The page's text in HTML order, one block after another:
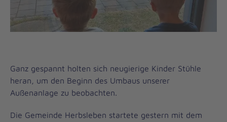
Ganz gespannt holten sich neugierige Kinder Stühle
heran, um den Beginn des Umbaus unserer
Außenanlage zu beobachten.
Die Gemeinde Herbsleben startete gestern mit dem